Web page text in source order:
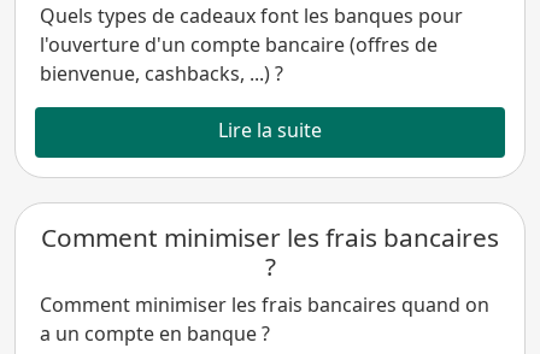
Quels types de cadeaux font les banques pour
l'ouverture d'un compte bancaire (offres de
bienvenue, cashbacks, ...) ?
Lire la suite
Comment minimiser les frais bancaires
?
Comment minimiser les frais bancaires quand on
a un compte en banque ?